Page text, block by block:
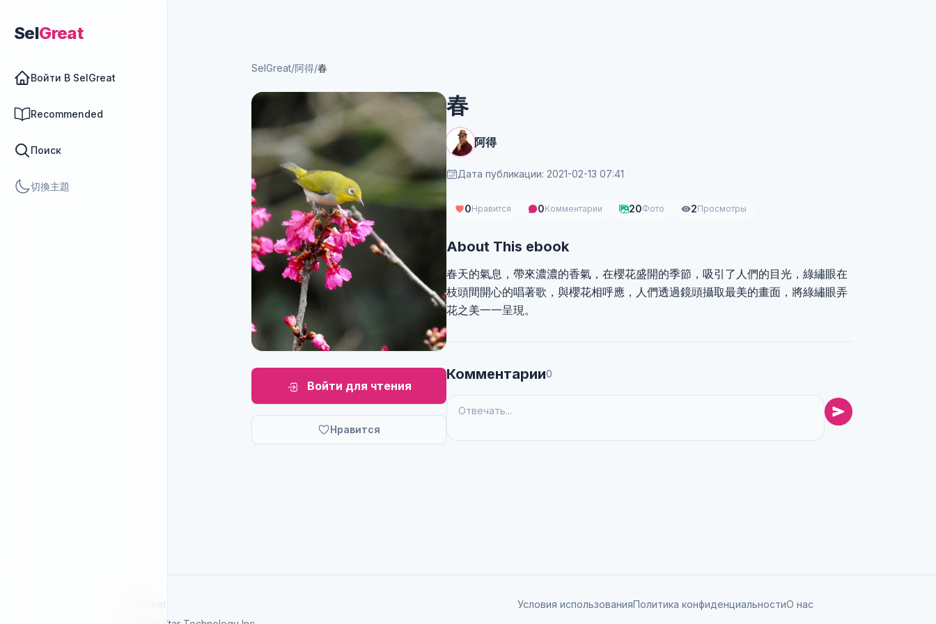
SelGreat
Войти В SelGreat
Recommended
Поиск
切換主題
SelGreat/阿得/春
Войти для чтения
Нравится
春
阿得
Дата публикации: 2021-02-13 07:41
0Нравится 0Комментарии 20Фото 2Просмотры
About This ebook
春天的氣息，帶來濃濃的香氣，在櫻花盛開的季節，吸引了人們的目光，綠繡眼在
枝頭間開心的唱著歌，與櫻花相呼應，人們透過鏡頭攝取最美的畫面，將綠繡眼弄
花之美一一呈現。
Комментарии0
Условия использованияПолитика конфиденциальностиО нас